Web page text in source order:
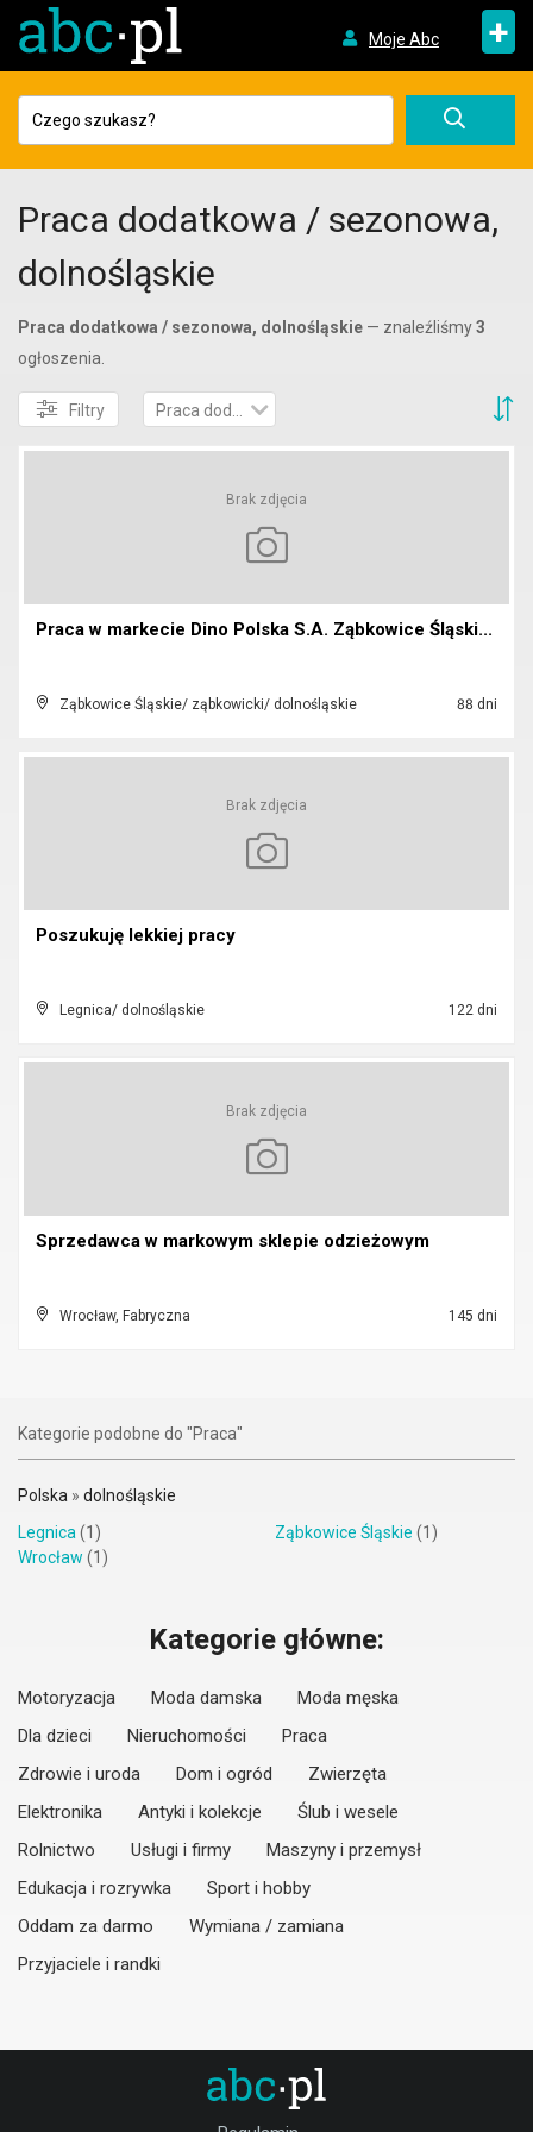
Moje Abc +
Praca dodatkowa / sezonowa,
dolnośląskie
Praca dodatkowa / sezonowa, dolnośląskie — znaleźliśmy3
ogłoszenia.
Filtry Praca dodatkowa / sezonowa
Brak zdjęcia
Praca w markecie Dino Polska S.A. Ząbkowice Śląski...
Ząbkowice Śląskie/ ząbkowicki/ dolnośląskie 88 dni
Brak zdjęcia
Poszukuję lekkiej pracy
Legnica/ dolnośląskie 122 dni
Brak zdjęcia
Sprzedawca w markowym sklepie odzieżowym
Wrocław, Fabryczna 145 dni
Kategorie podobne do "Praca"
Polska » dolnośląskie
Legnica (1)
Wrocław (1)
Ząbkowice Śląskie (1)
Kategorie główne:
Motoryzacja Moda damska
Moda męska
Dla dzieci
Nieruchomości
Praca
Zdrowie i uroda
Dom i ogród
Zwierzęta
Elektronika
Antyki i kolekcje
Ślub i wesele
Rolnictwo
Usługi i firmy
Maszyny i przemysł
Edukacja i rozrywka
Sport i hobby
Oddam za darmo
Wymiana / zamiana
Przyjaciele i randki